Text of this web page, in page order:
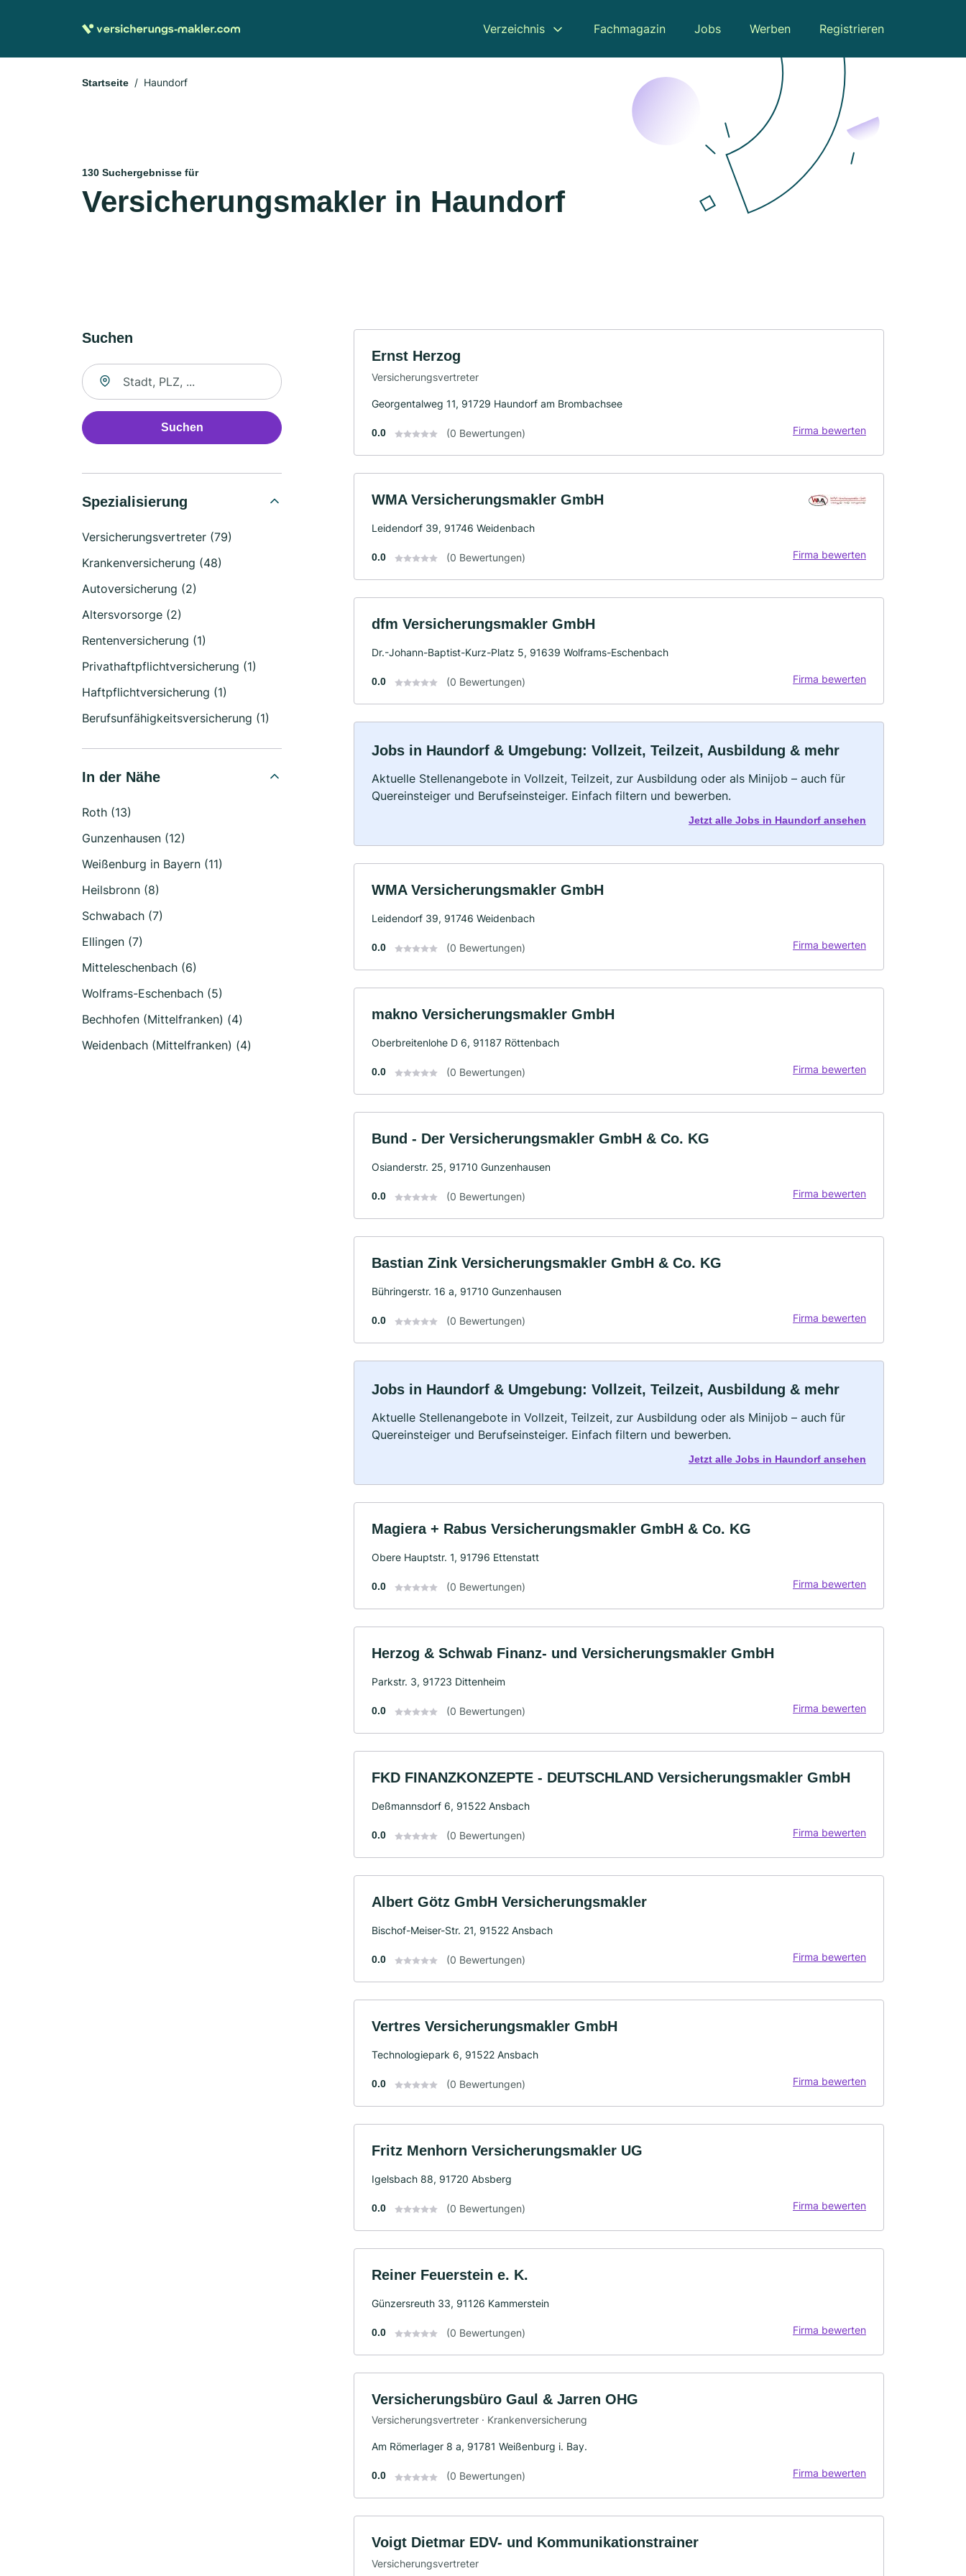
Verzeichnis Fachmagazin Jobs Werben Registrieren
Startseite Haundorf
130 Suchergebnisse für
Versicherungsmakler in Haundorf
Suchen
Suche nach Ort
Suchen
Spezialisierung
Versicherungsvertreter (79)
Krankenversicherung (48)
Autoversicherung (2)
Altersvorsorge (2)
Rentenversicherung (1)
Privathaftpflichtversicherung (1)
Haftpflichtversicherung (1)
Berufsunfähigkeitsversicherung (1)
In der Nähe
Roth (13)
Gunzenhausen (12)
Weißenburg in Bayern (11)
Heilsbronn (8)
Schwabach (7)
Ellingen (7)
Mitteleschenbach (6)
Wolframs-Eschenbach (5)
Bechhofen (Mittelfranken) (4)
Weidenbach (Mittelfranken) (4)
Ernst Herzog
Versicherungsvertreter
Georgentalweg 11, 91729 Haundorf am Brombachsee
0.0 (0 Bewertungen) Firma bewerten
WMA Versicherungsmakler GmbH
Leidendorf 39, 91746 Weidenbach
0.0 (0 Bewertungen) Firma bewerten
dfm Versicherungsmakler GmbH
Dr.-Johann-Baptist-Kurz-Platz 5, 91639 Wolframs-Eschenbach
0.0 (0 Bewertungen) Firma bewerten
Jobs in Haundorf & Umgebung: Vollzeit, Teilzeit, Ausbildung & mehr
Aktuelle Stellenangebote in Vollzeit, Teilzeit, zur Ausbildung oder als Minijob – auch für
Quereinsteiger und Berufseinsteiger. Einfach filtern und bewerben.
Jetzt alle Jobs in Haundorf ansehen
WMA Versicherungsmakler GmbH
Leidendorf 39, 91746 Weidenbach
0.0 (0 Bewertungen) Firma bewerten
makno Versicherungsmakler GmbH
Oberbreitenlohe D 6, 91187 Röttenbach
0.0 (0 Bewertungen) Firma bewerten
Bund - Der Versicherungsmakler GmbH & Co. KG
Osianderstr. 25, 91710 Gunzenhausen
0.0 (0 Bewertungen) Firma bewerten
Bastian Zink Versicherungsmakler GmbH & Co. KG
Bühringerstr. 16 a, 91710 Gunzenhausen
0.0 (0 Bewertungen) Firma bewerten
Jobs in Haundorf & Umgebung: Vollzeit, Teilzeit, Ausbildung & mehr
Aktuelle Stellenangebote in Vollzeit, Teilzeit, zur Ausbildung oder als Minijob – auch für
Quereinsteiger und Berufseinsteiger. Einfach filtern und bewerben.
Jetzt alle Jobs in Haundorf ansehen
Magiera + Rabus Versicherungsmakler GmbH & Co. KG
Obere Hauptstr. 1, 91796 Ettenstatt
0.0 (0 Bewertungen) Firma bewerten
Herzog & Schwab Finanz- und Versicherungsmakler GmbH
Parkstr. 3, 91723 Dittenheim
0.0 (0 Bewertungen) Firma bewerten
FKD FINANZKONZEPTE - DEUTSCHLAND Versicherungsmakler GmbH
Deßmannsdorf 6, 91522 Ansbach
0.0 (0 Bewertungen) Firma bewerten
Albert Götz GmbH Versicherungsmakler
Bischof-Meiser-Str. 21, 91522 Ansbach
0.0 (0 Bewertungen) Firma bewerten
Vertres Versicherungsmakler GmbH
Technologiepark 6, 91522 Ansbach
0.0 (0 Bewertungen) Firma bewerten
Fritz Menhorn Versicherungsmakler UG
Igelsbach 88, 91720 Absberg
0.0 (0 Bewertungen) Firma bewerten
Reiner Feuerstein e. K.
Günzersreuth 33, 91126 Kammerstein
0.0 (0 Bewertungen) Firma bewerten
Versicherungsbüro Gaul & Jarren OHG
Versicherungsvertreter · Krankenversicherung
Am Römerlager 8 a, 91781 Weißenburg i. Bay.
0.0 (0 Bewertungen) Firma bewerten
Voigt Dietmar EDV- und Kommunikationstrainer
Versicherungsvertreter